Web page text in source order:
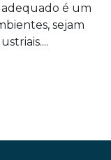
adequado é um
sejam